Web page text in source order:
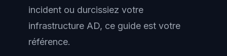
incident ou durcissiez votre
infrastructure AD, ce guide est votre
référence.